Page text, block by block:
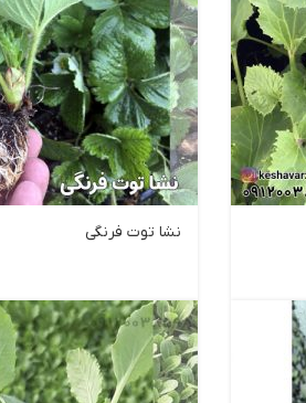
نشا توت فرنگی